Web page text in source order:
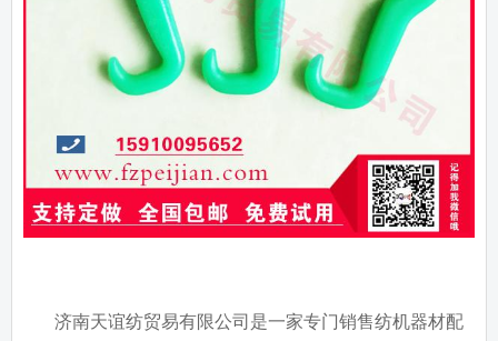
济南天谊纺贸易有限公司是一家专门销售纺机器材配